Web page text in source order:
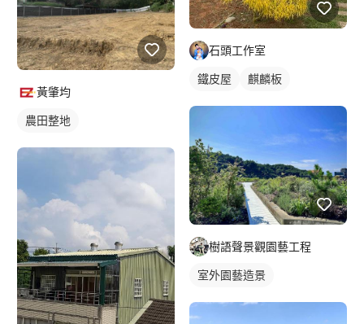
黃肇均
農田整地
石頭工作室
鐵皮屋 麒麟板
樹語聲景觀園藝工程
室外園藝造景